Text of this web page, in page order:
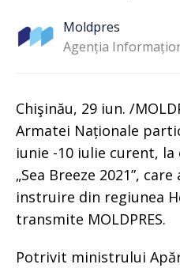
Moldpres
Agenția
Chişinău, 29 iun. /
Armatei Naționale
iunie -10 iulie curent,
„Sea Breeze 2021”,
instruire din regiunea
transmite MOLDPRES.
Potrivit ministrului